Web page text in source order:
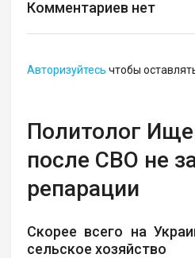
Комментариев нет
Авторизуйтесь чтобы
Политолог
после СВО не
репарации
Скорее всего на
сельское хозяйство